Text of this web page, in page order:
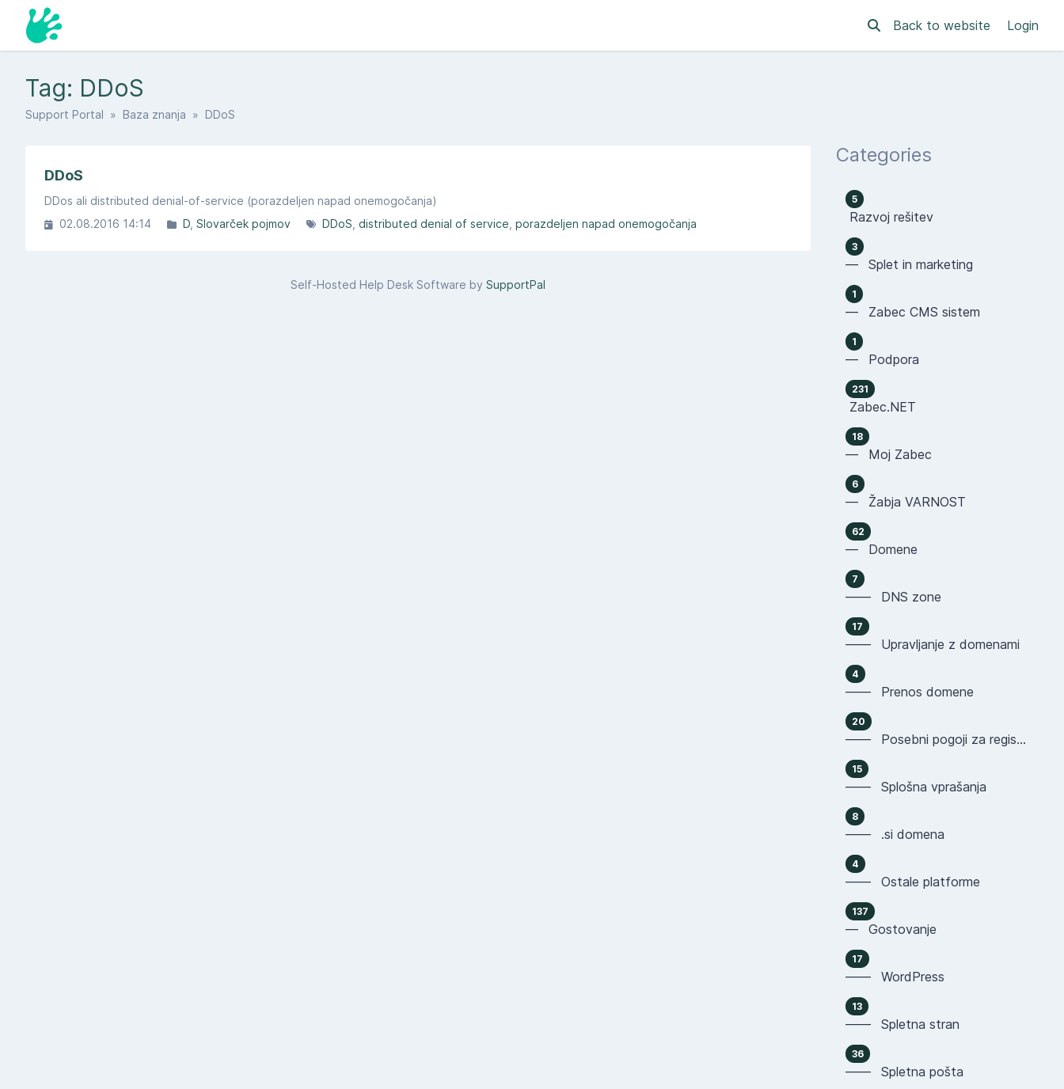
Back to website Login
Tag: DDoS
Support Portal » Baza znanja » DDoS
DDoS
DDos ali distributed denial-of-service​ (porazdeljen napad onemogočanja)
02.08.2016 14:14
D Slovarček pojmov DDoS distributed denial of service porazdeljen napad onemogočanja
Self-Hosted Help Desk Software by SupportPal
Categories
5
Razvoj rešitev
3
— Splet in marketing
1
— Zabec CMS sistem
1
— Podpora
231
Zabec.NET
18
— Moj Zabec
6
— Žabja VARNOST
62
— Domene
7
—— DNS zone
17
—— Upravljanje z domenami
4
—— Prenos domene
20
—— Posebni pogoji za registracijo domen
15
—— Splošna vprašanja
8
—— .si domena
4
—— Ostale platforme
137
— Gostovanje
17
—— WordPress
13
—— Spletna stran
36
—— Spletna pošta